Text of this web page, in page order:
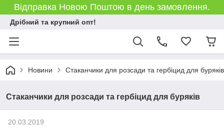
Відправка Новою Поштою в день замовлення.
Дрібний та крупний опт!
Новини Стаканчики для розсади та гербіцид для буряків
Стаканчики для розсади та гербіцид для буряків
20.03.2019